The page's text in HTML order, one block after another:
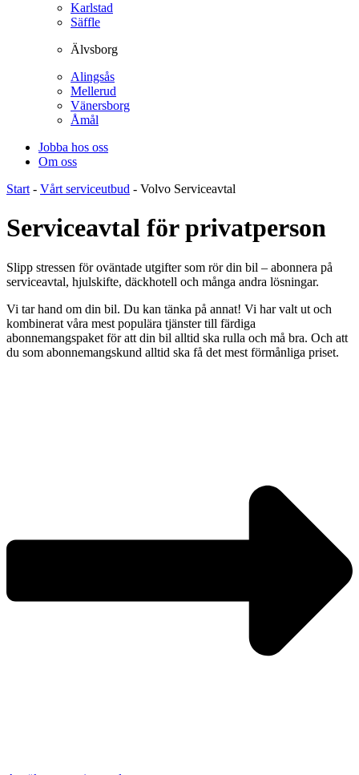
Karlstad
Säffle
Älvsborg
Alingsås
Mellerud
Vänersborg
Åmål
Jobba hos oss
Om oss
Start - Vårt serviceutbud - Volvo Serviceavtal
Serviceavtal för privatperson
Slipp stressen för oväntade utgifter som rör din bil – abonnera på
serviceavtal, hjulskifte, däckhotell och många andra lösningar.
Vi tar hand om din bil. Du kan tänka på annat! Vi har valt ut och
kombinerat våra mest populära tjänster till färdiga
abonnemangspaket för att din bil alltid ska rulla och må bra. Och att
du som abonnemangskund alltid ska få det mest förmånliga priset.